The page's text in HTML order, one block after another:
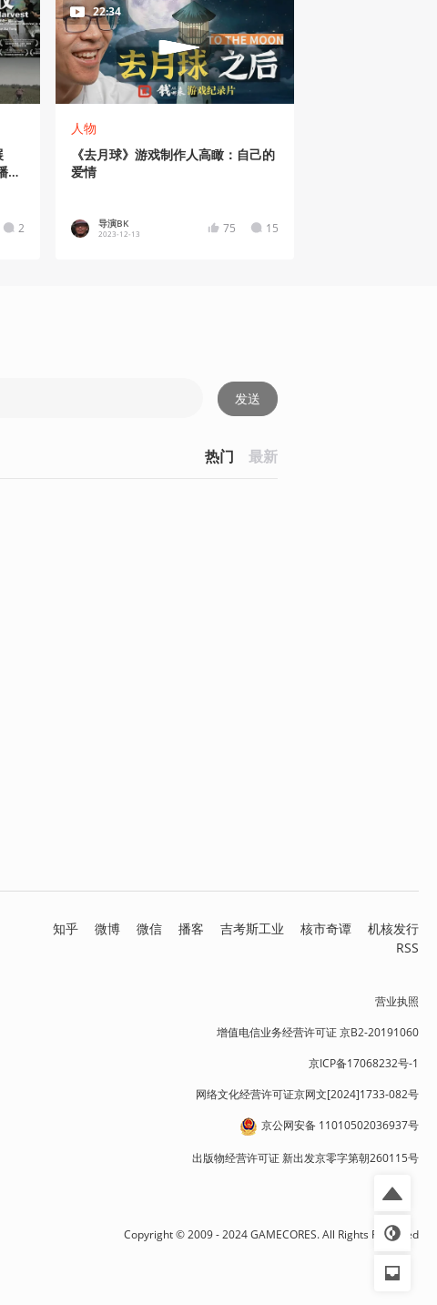
客
2
22:34
人物
《去月球》游戏制作人高瞰：自己的
爱情
导演BK
2023-12-13 75 15
发送
热门 最新
知乎 微博 微信 播客 吉考斯工业 核市奇谭
机核发行
RSS
营业执照
增值电信业务经营许可证 京B2-20191060
京ICP备17068232号-1
网络文化经营许可证京网文[2024]1733-082号
京公网安备 11010502036937号
出版物经营许可证 新出发京零字第朝260115号
Copyright © 2009 - 2024 GAMECORES. All Rights Reserved